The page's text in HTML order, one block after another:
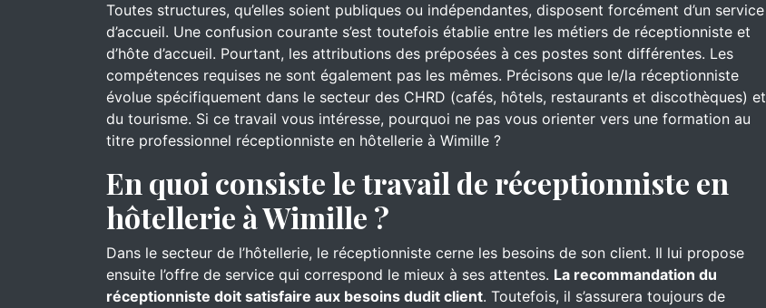
Toutes structures, qu’elles soient publiques ou indépendantes, disposent forcément d’un service
d’accueil. Une confusion courante s’est toutefois établie entre les métiers de réceptionniste et
d’hôte d’accueil. Pourtant, les attributions des préposées à ces postes sont différentes. Les
compétences requises ne sont également pas les mêmes. Précisons que le/la réceptionniste
évolue spécifiquement dans le secteur des CHRD (cafés, hôtels, restaurants et discothèques) et
du tourisme. Si ce travail vous intéresse, pourquoi ne pas vous orienter vers une formation au
titre professionnel réceptionniste en hôtellerie à Wimille ?
En quoi consiste le travail de réceptionniste en
hôtellerie à Wimille ?
Dans le secteur de l’hôtellerie, le réceptionniste cerne les besoins de son client. Il lui propose
ensuite l’offre de service qui correspond le mieux à ses attentes. La recommandation du
réceptionniste doit satisfaire aux besoins dudit client. Toutefois, il s’assurera toujours de